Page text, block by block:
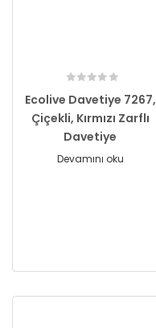
Ecolive Davetiye 7267,
Çiçekli, Kırmızı Zarflı
Davetiye
Devamını oku